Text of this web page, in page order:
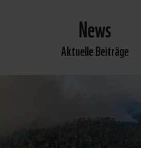
News
Aktuelle Beiträge